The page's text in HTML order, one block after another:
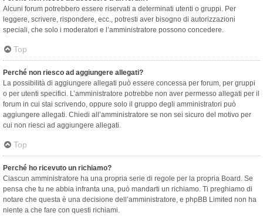
Alcuni forum potrebbero essere riservati a determinati utenti o gruppi. Per
leggere, scrivere, rispondere, ecc., potresti aver bisogno di autorizzazioni
speciali, che solo i moderatori e l’amministratore possono concedere.
Top
Perché non riesco ad aggiungere allegati?
La possibilità di aggiungere allegati può essere concessa per forum, per gruppi
o per utenti specifici. L’amministratore potrebbe non aver permesso allegati per il
forum in cui stai scrivendo, oppure solo il gruppo degli amministratori può
aggiungere allegati. Chiedi all’amministratore se non sei sicuro del motivo per
cui non riesci ad aggiungere allegati.
Top
Perché ho ricevuto un richiamo?
Ciascun amministratore ha una propria serie di regole per la propria Board. Se
pensa che tu ne abbia infranta una, può mandarti un richiamo. Ti preghiamo di
notare che questa è una decisione dell’amministratore, e phpBB Limited non ha
niente a che fare con questi richiami.